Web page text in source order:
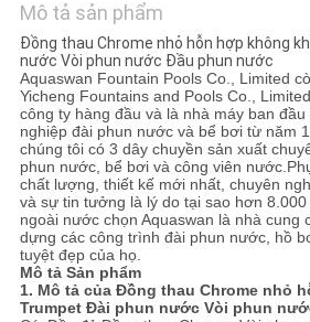
WEB
PRIVACY
POLICY
Mô tả sản phẩm
Đồng thau Chrome nhỏ hỗn hợp không
nước Vòi phun nước Đầu phun nước
Aquaswan Fountain Pools Co., Limited
Yicheng Fountains and Pools Co.,
công ty hàng đầu và là nhà máy ban
nghiệp đài phun nước và bể bơi từ năm
chúng tôi có 3 dây chuyền sản xuất
phun nước, bể bơi và công viên
chất lượng, thiết kế mới nhất, chuyên
và sự tin tưởng là lý do tại sao hơn
ngoài nước chọn Aquaswan là nhà cung
dựng các công trình đài phun nước, hồ
tuyệt đẹp của họ.
Mô tả Sản phẩm
1. Mô tả của Đồng thau Chrome nhỏ
Trumpet Đài phun nước Vòi phun